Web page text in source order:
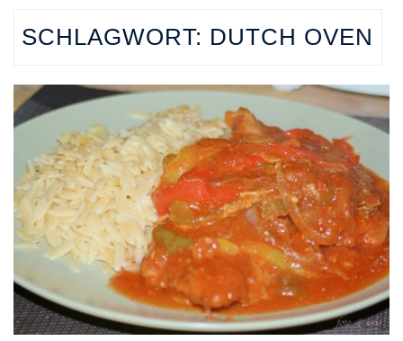
SCHLAGWORT: DUTCH OVEN